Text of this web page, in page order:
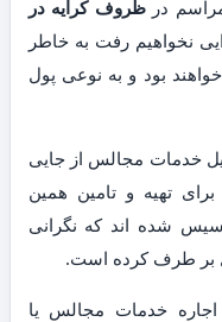
درظروف کرایه در
نخواهیم رفت به خاطر
بود و به نوعی پول
خدمات مجالس از جایی
تهیه و تامین همین
شده اند که نگرانی
بر طرف کرده است.
خدمات مجالس یا